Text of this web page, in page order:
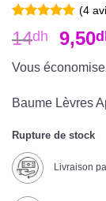
Noté 4.75
sur 5 basé
4
notations
(4
14dh 9,50
Vous
Baume Lèvres
Rupture de stock
Livraison